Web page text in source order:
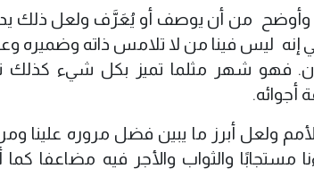
وأوضح من أن يوصف أو يُعَرَّف ولعل ذلك
إنه ليس فينا من لا تلامس ذاته وضميره
فهو شهر مثلما تميز بكل شيء كذلك
أجوائه.
ولعل أبرز ما يبين فضل مروره علينا
مستجابًا والثواب والأجر فيه مضاعفا كما